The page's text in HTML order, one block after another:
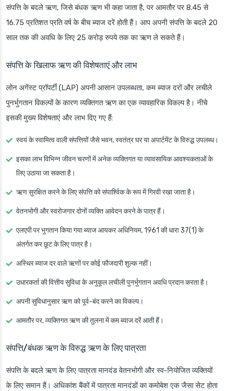
संपत्ति के बदले ऋण, जिसे बंधक ऋण भी कहा जाता है, पर आमतौर पर 8.45 से
16.75 प्रतिशत प्रति वर्ष के बीच ब्याज दरें होती हैं। आप अपनी संपत्ति के बदले 20
साल तक की अवधि के लिए 25 करोड़ रुपये तक का ऋण ले सकते हैं।
संपत्ति के खिलाफ ऋण की विशेषताएं और लाभ
लोन अगेंस्ट प्रॉपर्टी (LAP) अपनी आसान उपलब्धता, कम ब्याज दरों और लचीले
पुनर्भुगतान विकल्पों के कारण व्यक्तिगत ऋण का एक व्यावहारिक विकल्प है। नीचे
इसकी मुख्य विशेषताएं और लाभ दिए गए हैं:
स्वयं के स्वामित्व वाली संपत्तियों जैसे भवन, स्वतंत्र घर या अपार्टमेंट के विरुद्ध उपलब्ध।
इसका लाभ विभिन्न जीवन चरणों में अनेक व्यक्तिगत या व्यावसायिक आवश्यकताओं के
लिए उठाया जा सकता है।
ऋण सुरक्षित करने के लिए संपत्ति को संपार्श्विक के रूप में गिरवी रखा जाता है।
वेतनभोगी और स्वरोजगार दोनों व्यक्ति आवेदन करने के पात्र हैं।
एलएपी पर भुगतान किया गया ब्याज आयकर अधिनियम, 1961 की धारा 37(1) के
अंतर्गत कर छूट के लिए पात्र है।
अस्थिर ब्याज दर वाले ऋणों पर कोई फौजदारी शुल्क नहीं।
उधारकर्ता की वित्तीय सुविधा के अनुकूल लचीली पुनर्भुगतान अवधि प्रदान करता है।
अपनी सुविधानुसार ऋण को पूर्व-बंद करने का विकल्प।
आमतौर पर, व्यक्तिगत ऋण की तुलना में कम ब्याज दरें आती हैं।
संपत्ति/बंधक ऋण के विरुद्ध ऋण के लिए पात्रता
संपत्ति के बदले ऋण के लिए पात्रता मानदंड वेतनभोगी और स्व-नियोजित व्यक्तियों
के लिए समान हैं। अधिकांश बैंकों में पात्रता मानदंडों का कमोबेश एक जैसा सेट होता